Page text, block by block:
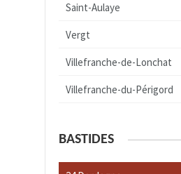
Saint-Aulaye
Vergt
Villefranche-de-Lonchat
Villefranche-du-Périgord
BASTIDES